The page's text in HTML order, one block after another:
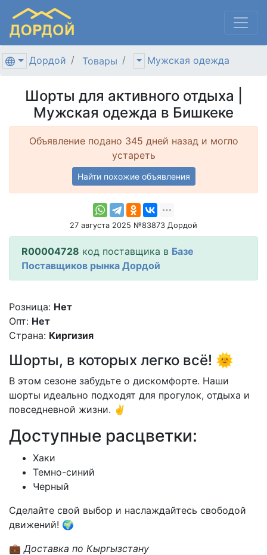
Дордой Товары Мужская одежда
Шорты для активного отдыха |
Мужская одежда в Бишкеке
Объявление подано 345 дней назад и могло
устареть
Найти похожие объявления
27 августа 2025 №83873 Дордой
R00004728 код поставщика в Базе
Поставщиков рынка Дордой
Розница: Нет
Опт: Нет
Страна: Киргизия
Шорты, в которых легко всё! 🌞
В этом сезоне забудьте о дискомфорте. Наши
шорты идеально подходят для прогулок, отдыха и
повседневной жизни. ✌️
Доступные расцветки:
Хаки
Темно-синий
Черный
Сделайте свой выбор и наслаждайтесь свободой
движений! 🌍
💼 Доставка по Кыргызстану